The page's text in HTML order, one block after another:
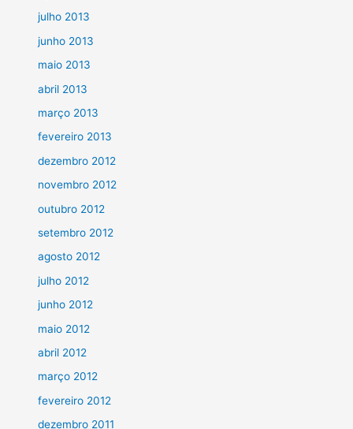
julho 2013
junho 2013
maio 2013
abril 2013
março 2013
fevereiro 2013
dezembro 2012
novembro 2012
outubro 2012
setembro 2012
agosto 2012
julho 2012
junho 2012
maio 2012
abril 2012
março 2012
fevereiro 2012
dezembro 2011